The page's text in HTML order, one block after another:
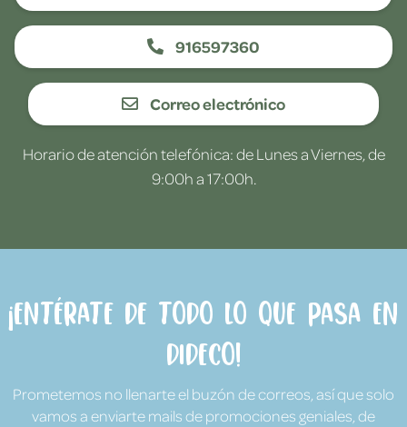
916597360
Correo electrónico
Horario de atención telefónica: de Lunes a Viernes, de
9:00h a 17:00h.
¡Entérate de todo lo que pasa en
Dideco!
Prometemos no llenarte el buzón de correos, así que solo
vamos a enviarte mails de promociones geniales, de